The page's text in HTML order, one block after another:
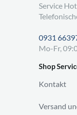
Service
0931
Mo-Fr,
Shop
Kontakt
Versand